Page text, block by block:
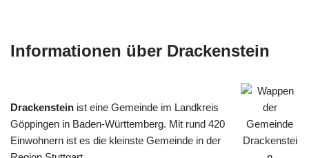
Informationen über Drackenstein
Drackenstein ist eine Gemeinde im Landkreis
Göppingen in Baden-Württemberg. Mit rund 420
Einwohnern ist es die kleinste Gemeinde in der